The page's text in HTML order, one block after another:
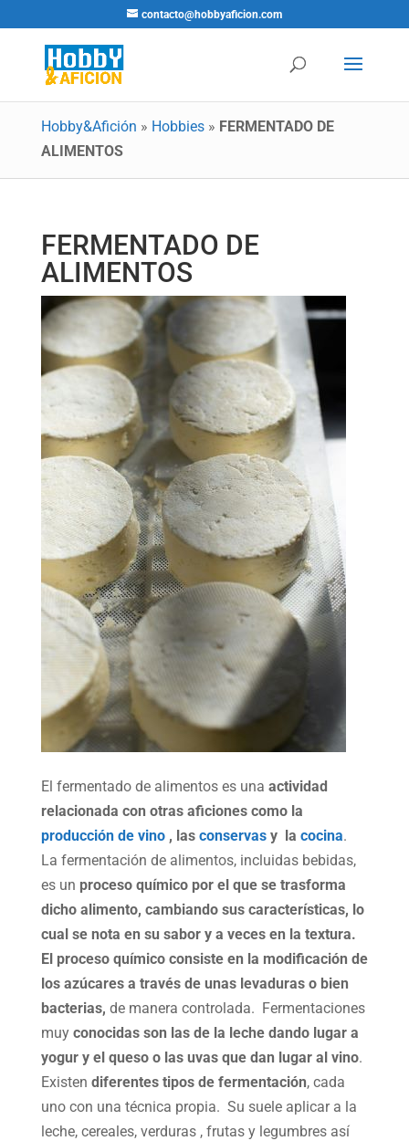
contacto@hobbyaficion.com
Hobby&Afición » Hobbies» FERMENTADO DE
ALIMENTOS
FERMENTADO DE
ALIMENTOS
El fermentado de alimentos es una actividad
relacionada con otras aficiones como la
producción de vino, las conservasy la cocina.
La fermentación de alimentos, incluidas bebidas,
es un proceso químico por el que se trasforma
dicho alimento, cambiando sus características, lo
cual se nota en su sabor y a veces en la textura.
El proceso químico consiste en la modificación de
los azúcares a través de unas levaduras o bien
bacterias, de manera controlada. Fermentaciones
muyconocidas son las de la leche dando lugar a
yogur y el queso o las uvas que dan lugar al vino.
Existen diferentes tipos de fermentación, cada
uno con una técnica propia. Su suele aplicar a la
leche, cereales, verduras , frutas y legumbres así